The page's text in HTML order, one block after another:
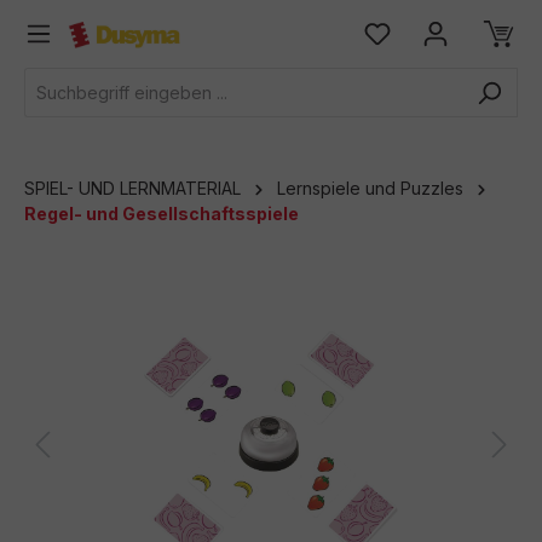
springen
SPIEL- UND LERNMATERIAL
Lernspiele und Puzzles
Regel- und Gesellschaftsspiele